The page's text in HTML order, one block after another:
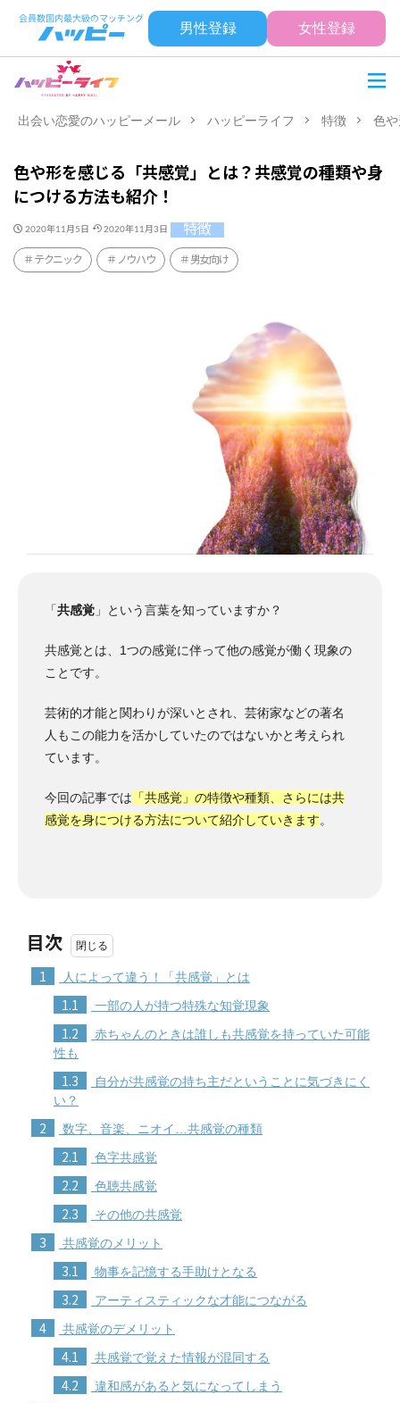
男性登録 女性登録
出会い恋愛のハッピーメール ハッピーライフ 特徴 色
色や形を感じる「共感覚」とは？共感覚の種類や身
につける方法も紹介！
2020年11月5日 2020年11月3日 特徴
テクニック ノウハウ 男女向け
「共感覚 」という言葉を知っていますか？
共感覚とは、1つの感覚に伴って他の感覚が働く現象の
ことです。
芸術的才能と関わりが深いとされ、芸術家などの著名
人もこの能力を活かしていたのではないかと考えられ
ています。
今回の記事では 「共感覚」の特徴や種類、さらには共
感覚を身につける方法について紹介していきます。
目次
1 人によって違う！「共感覚」とは
1.1 一部の人が持つ特殊な知覚現象
1.2
赤ちゃんのときは誰しも共感覚を持っていた可能
性も
1.3
自分が共感覚の持ち主だということに気づきにく
い？
2 数字、音楽、ニオイ…共感覚の種類
2.1 色字共感覚
2.2 色聴共感覚
2.3 その他の共感覚
3 共感覚のメリット
3.1 物事を記憶する手助けとなる
3.2 アーティスティックな才能につながる
4 共感覚のデメリット
4.1 共感覚で覚えた情報が混同する
4.2 違和感があると気になってしまう